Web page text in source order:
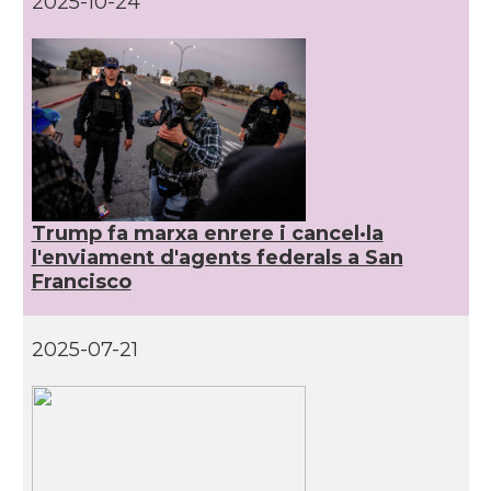
CAMON
CAMON Catalans a DURHAM, NC
CAMON Catalans a Hawaii
CAMON Catalans a Houston - Texas
Trump fa marxa enrere i cancel·la
l'enviament d'agents federals a San
Francisco
2025-07-21